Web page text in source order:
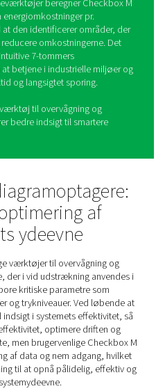
M 6 Mobile
diagramoptager, der er
optimere ydeevnen i
sensorer og giver et klart
flow og energiforbrug.
beregner